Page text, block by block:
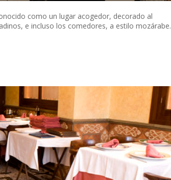
como un lugar acogedor, decorado al
e incluso los comedores, a estilo mozárabe.